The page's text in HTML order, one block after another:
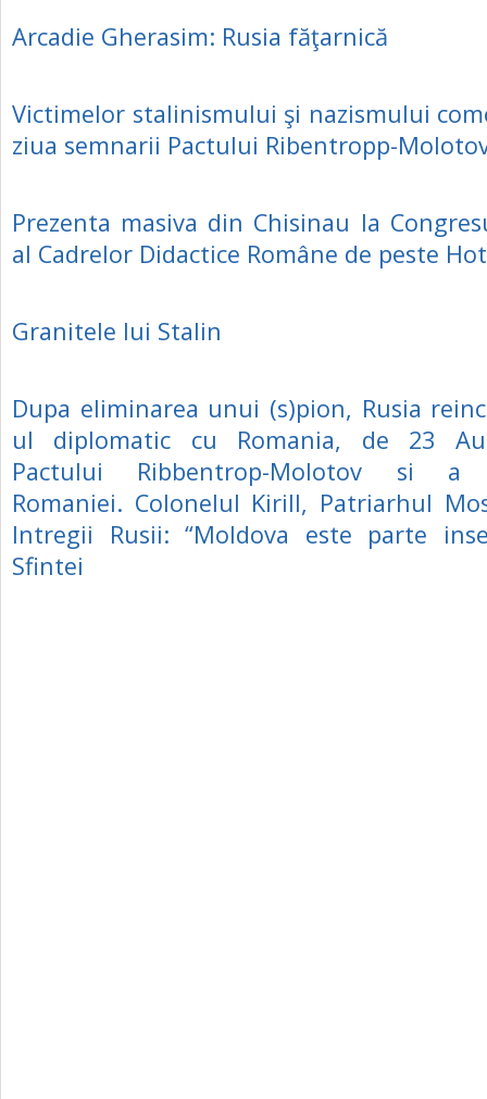
Arcadie Gherasim: Rusia făţarnică
Victimelor stalinismului şi nazismului
ziua semnarii Pactului Ribentropp-
Prezenta masiva din Chisinau la
al Cadrelor Didactice Române de peste
Granitele lui Stalin
Dupa eliminarea unui (s)pion, Rusia
ul diplomatic cu Romania, de 23
Pactului Ribbentrop-Molotov si a
Romaniei. Colonelul Kirill, Patriarhul
Intregii Rusii: “Moldova este parte
Sfintei